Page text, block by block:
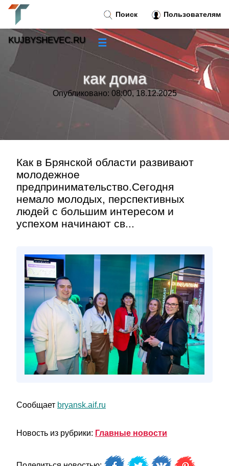
как дома
Опубликовано: 08:00, 18.12.2025
Как в Брянской области развивают
молодежное
предпринимательство.Сегодня
немало молодых, перспективных
людей с большим интересом и
успехом начинают св...
Сообщает bryansk.aif.ru
Новость из рубрики: Главные новости
Поиск Пользователям
KUJBYSHEVEC.RU ☰
Тренды новостей »
Контакт»